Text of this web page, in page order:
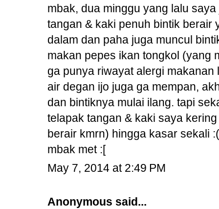
mbak, dua minggu yang lalu
tangan & kaki penuh bintik berair
dalam dan paha juga muncul
makan pepes ikan tongkol (yang
ga punya riwayat alergi
air degan ijo juga ga mempan,
dan bintiknya mulai ilang. tapi
telapak tangan & kaki saya
berair kmrn) hingga kasar sekali
mbak met :[
May 7, 2014 at 2:49 PM
Anonymous said...